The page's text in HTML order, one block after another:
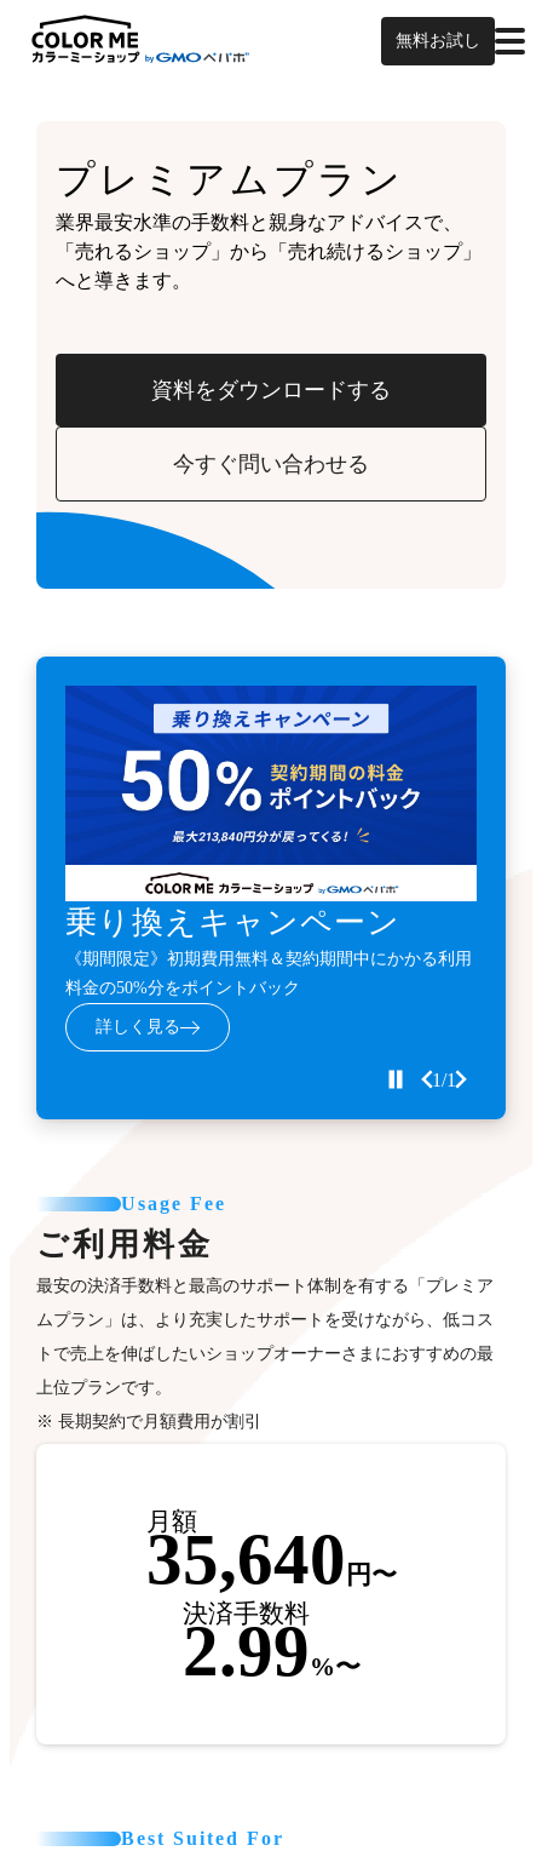
無料お試し
プレミアムプラン
業界最安水準の手数料と親身なアドバイスで、
「売れるショップ」から「売れ続けるショップ」
へと導きます。
資料をダウンロードする
今すぐ問い合わせる
乗り換えキャンペーン
《期間限定》初期費用無料＆契約期間中にかかる利用
料金の50%分をポイントバック
詳しく見る
1/1
Usage Fee
ご利用料金
最安の決済手数料と最高のサポート体制を有する「プレミア
ムプラン」は、より充実したサポートを受けながら、低コス
トで売上を伸ばしたいショップオーナーさまにおすすめの最
上位プランです。
※ 長期契約で月額費用が割引
月額
35,640 円〜
決済手数料
2.99%〜
Best Suited For